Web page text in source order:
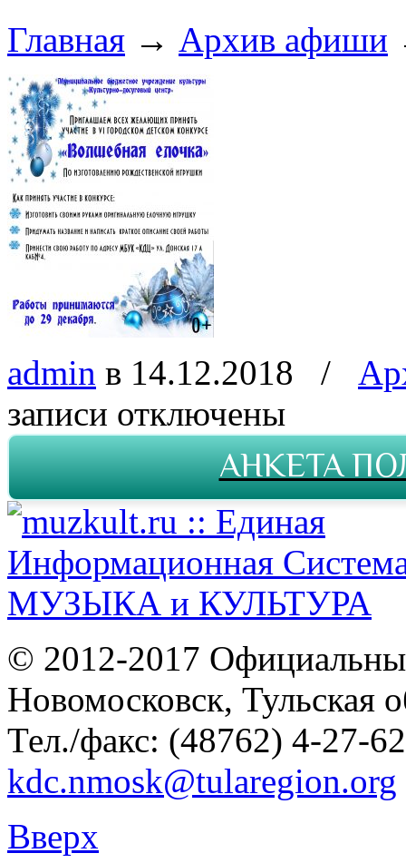
Главная → Архив афиши
admin в 14.12.2018 /
записи отключены
АНКЕТА
© 2012-2017
Новомосковск, Тульская
Тел./факс: (48762) 4-27-
kdc.nmosk@tularegion.org
Вверх